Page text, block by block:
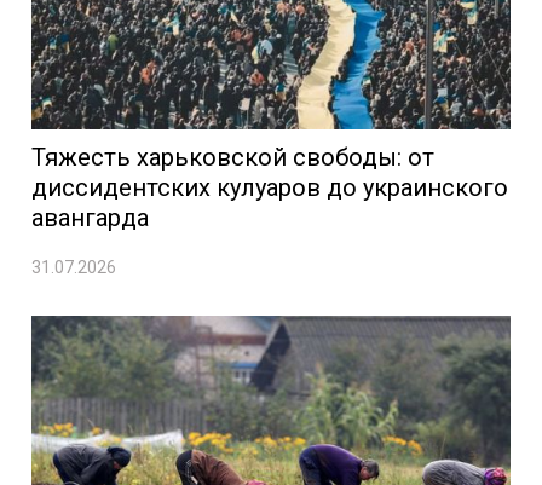
Тяжесть харьковской свободы: от
диссидентских кулуаров до украинского
авангарда
31.07.2026